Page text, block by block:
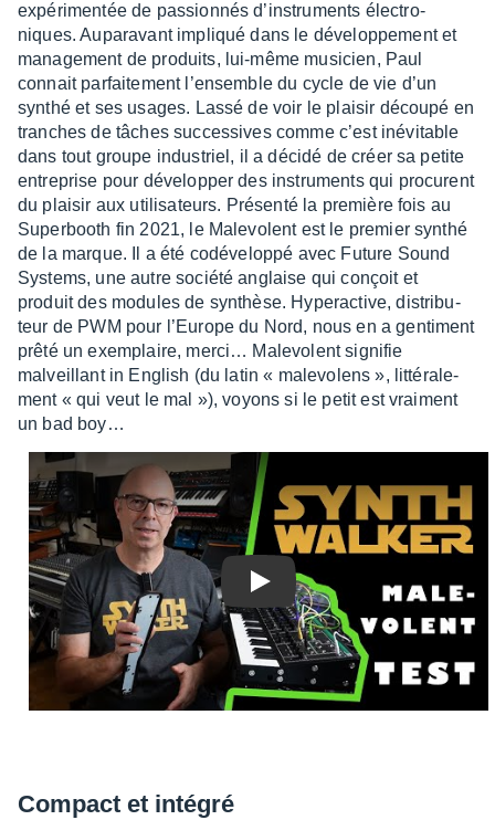
expé­ri­men­tée de passion­nés d’ins­tru­ments élec­tro­
niques. Aupa­ra­vant impliqué dans le déve­lop­pe­ment et
mana­ge­ment de produits, lui-même musi­cien, Paul
connait parfai­te­ment l’en­semble du cycle de vie d’un
synthé et ses usages. Lassé de voir le plai­sir découpé en
tranches de tâches succes­sives comme c’est inévi­table
dans tout groupe indus­triel, il a décidé de créer sa petite
entre­prise pour déve­lop­per des instru­ments qui procurent
du plai­sir aux utili­sa­teurs. Présenté la première fois au
Super­booth fin 2021, le Male­volent est le premier synthé
de la marque. Il a été codé­ve­loppé avec Future Sound
Systems, une autre société anglaise qui conçoit et
produit des modules de synthèse. Hyper­ac­tive, distri­bu­
teur de PWM pour l’Eu­rope du Nord, nous en a genti­ment
prêté un exem­plaire, merci… Male­volent signi­fie
malveillant in English (du latin « male­vo­lens », litté­ra­le­
ment « qui veut le mal »), voyons si le petit est vrai­ment
un bad boy…
Play
Compact et inté­gré